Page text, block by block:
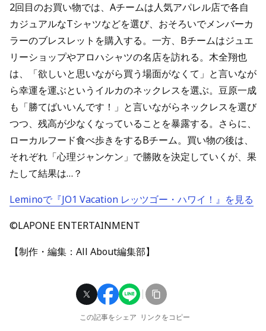
2回目のお買い物では、Aチームは人気アパレル店で各自
カジュアルなTシャツなどを選び、おそろいでメンバーカ
ラーのブレスレットを購入する。一方、Bチームはジュエ
リーショップやアロハシャツの名店を訪れる。木全翔也
は、「欲しいと思いながら買う場面がなくて」と言いなが
ら幸運を運ぶというイルカのネックレスを選ぶ。豆原一成
も「勝てばいいんです！」と言いながらネックレスを選び
つつ、残高が少なくなっていることを暴露する。さらに、
ローカルフード食べ歩きをするBチーム。買い物の後は、
それぞれ「心理ジャンケン」で勝敗を決定していくが、果
たして結果は…？
Leminoで『JO1 Vacation レッツゴー・ハワイ！』を見る
©LAPONE ENTERTAINMENT
【制作・編集：All About編集部】
この記事をシェア リンクをコピー